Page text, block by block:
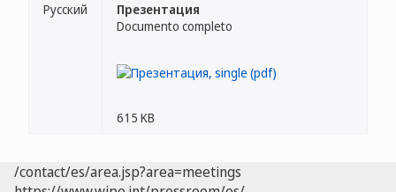
Русский
Презентация
Documento completo
615 KB
/contact/es/area.jsp?area=meetings